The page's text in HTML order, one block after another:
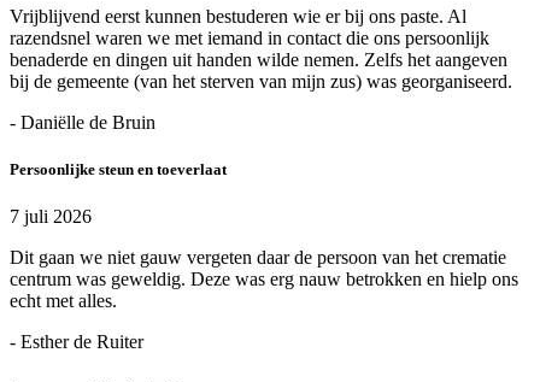
Vrijblijvend eerst kunnen bestuderen wie er bij ons paste. Al
razendsnel waren we met iemand in contact die ons persoonlijk
benaderde en dingen uit handen wilde nemen. Zelfs het aangeven
bij de gemeente (van het sterven van mijn zus) was georganiseerd.
- Daniëlle de Bruin
Persoonlijke steun en toeverlaat
7 juli 2026
Dit gaan we niet gauw vergeten daar de persoon van het crematie
centrum was geweldig. Deze was erg nauw betrokken en hielp ons
echt met alles.
- Esther de Ruiter